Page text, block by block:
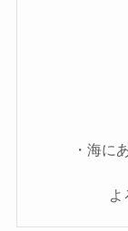
・海に
よ